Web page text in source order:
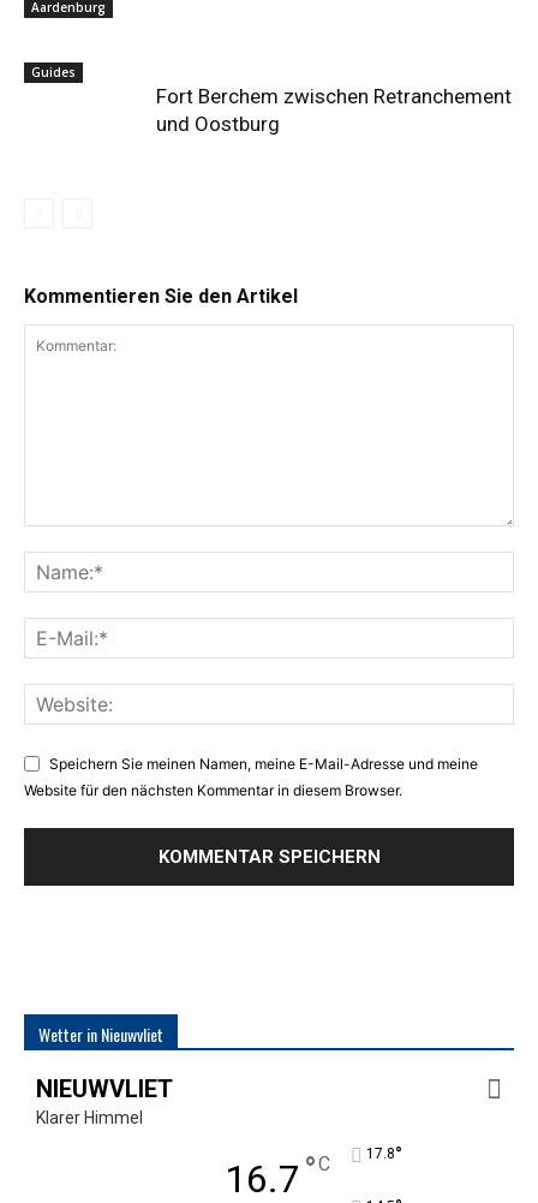
Aardenburg
Guides
Fort Berchem zwischen Retranchement
und Oostburg
Kommentieren Sie den Artikel
Speichern Sie meinen Namen, meine E-Mail-Adresse und meine
Website für den nächsten Kommentar in diesem Browser.
Wetter in Nieuwvliet
NIEUWVLIET
Klarer Himmel
16.7 °C 17.8°